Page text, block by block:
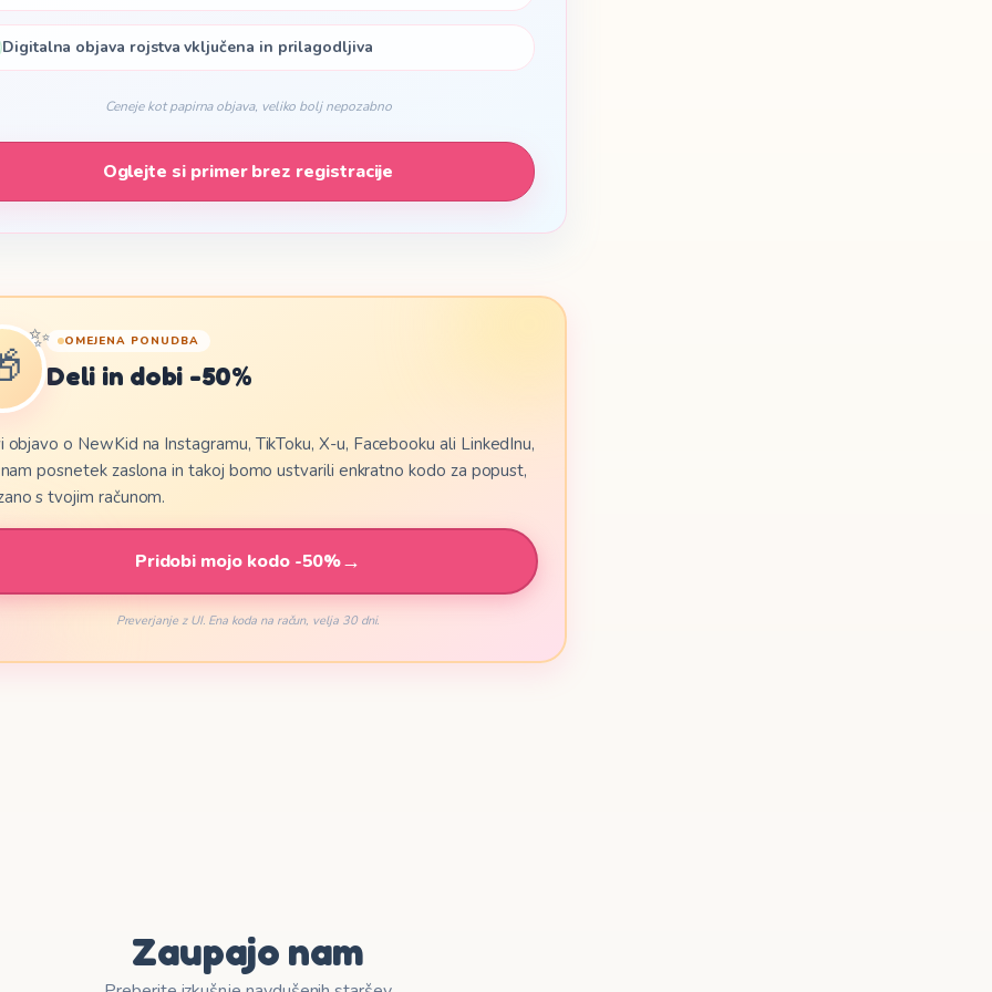
🇬🇷Ελληνικά
🇷🇸Српски
🇱🇹Lietuvių
🇧🇾Беларуская
🇦🇱 Shqip
🇮🇸 Íslenska
Digitalna objava rojstva vključena in prilagodljiva
Ceneje kot papirna objava, veliko bolj nepozabno
Oglejte si primer brez registracije
✨ OMEJENA PONUDBA
Deli in dobi -50%
objavo o NewKid na Instagramu, TikToku, X-u, Facebooku ali LinkedInu,
posnetek zaslona in takoj bomo ustvarili enkratno kodo za popust,
s tvojim računom.
Pridobi mojo kodo -50%→
Preverjanje z UI. Ena koda na račun, velja 30 dni.
Zaupajo nam